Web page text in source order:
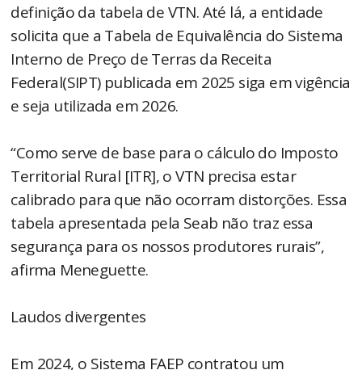
definição da tabela de VTN. Até lá, a entidade
solicita que a Tabela de Equivalência do Sistema
Interno de Preço de Terras da Receita
Federal(SIPT) publicada em 2025 siga em vigência
e seja utilizada em 2026.
“Como serve de base para o cálculo do Imposto
Territorial Rural [ITR], o VTN precisa estar
calibrado para que não ocorram distorções. Essa
tabela apresentada pela Seab não traz essa
segurança para os nossos produtores rurais”,
afirma Meneguette.
Laudos divergentes
Em 2024, o Sistema FAEP contratou um